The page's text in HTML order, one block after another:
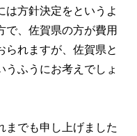
は方針決定をというよ
で、佐賀県の方が費用
られますが、佐賀県と
うふうにお考えでしょ
までも申し上げました